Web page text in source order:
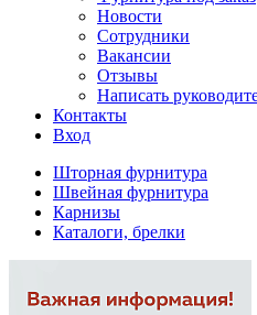
Новости
Сотрудники
Вакансии
Отзывы
Написать
Контакты
Вход
Шторная фурнитура
Швейная фурнитура
Карнизы
Каталоги, брелки